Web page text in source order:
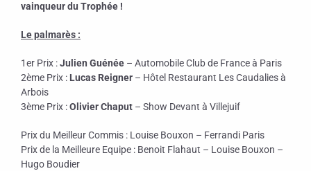
vainqueur du Trophée !
Le palmarès :
1er Prix :Julien Guénée – Automobile Club de France à Paris
2ème Prix : Lucas Reigner – Hôtel Restaurant Les Caudalies à
Arbois
3ème Prix :Olivier Chaput – Show Devant à Villejuif
Prix du Meilleur Commis : Louise Bouxon – Ferrandi Paris
Prix de la Meilleure Equipe : Benoit Flahaut – Louise Bouxon –
Hugo Boudier